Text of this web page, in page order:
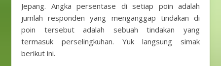
Jepang. Angka persentase di setiap poin adalah
jumlah responden yang menganggap tindakan di
poin tersebut adalah sebuah tindakan yang
termasuk perselingkuhan. Yuk langsung simak
berikut ini.